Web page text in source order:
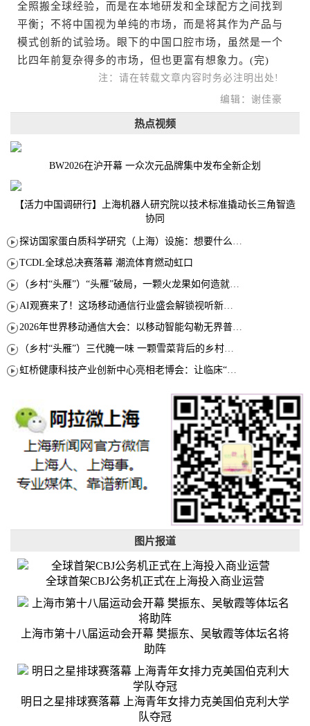
全照搬全球经验，而是在本地研发和全球配方之间找到
平衡；不将中国视为单纯的市场，而是将其作为产品与
模式创新的试验场。眼下的中国口腔市场，虽然是一个
比四年前复杂得多的市场，但也更富有想象力。(完)
注：请在转载文章内容时务必注明出处!
编辑：谢佳豪
热点视频
BW2026在沪开幕 一众次元品牌集中发布全新企划
【活力中国调研行】上海机器人研究院以技术标准撬动长三角智造
协同
探访国家蛋白质科学研究（上海）设施：想要什么蛋白 AI直接设计合成
TCDL全球总决赛落幕 潮流体育燃动虹口
（乡村“头雁”）“头雁”破局，一颗火龙果如何造就沪上乡村特色产业化路径
AI观赛来了！这场移动通信行业盛会解锁视听新玩法
2026年世界移动通信大会：以移动智能勾勒无界普惠新愿景
（乡村“头雁”）三代腌一味 一颗雪菜背后的乡村致富经
虹桥健康科技产业创新中心亮相老博会：让临床“需求”定义银发经济新生态
图片报道
全球首架CBJ公务机正式在上海投入商业运营
上海市第十八届运动会开幕 樊振东、吴敏霞等体坛名将
助阵
明日之星排球赛落幕 上海青年女排力克美国伯克利大学
队夺冠